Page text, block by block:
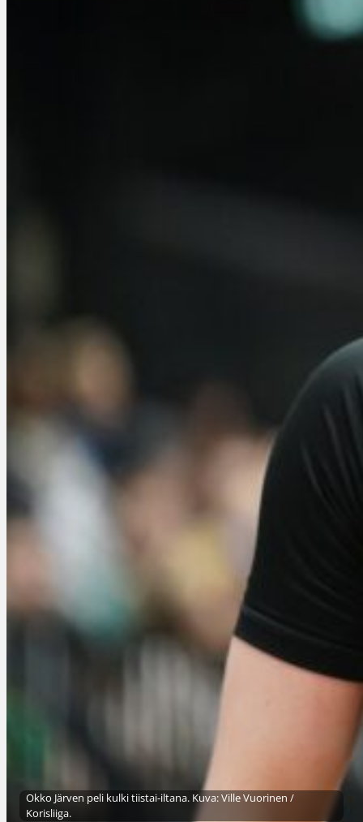
Okko Järven peli kulki tiistai-iltana. Kuva: Ville Vuorinen /
Korisliiga.